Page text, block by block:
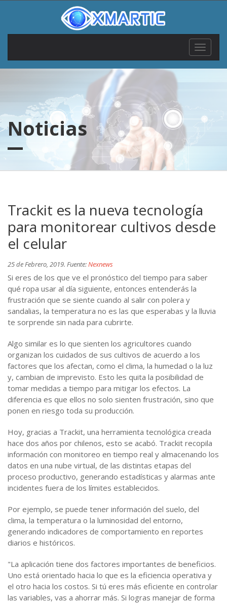
Toggle
Noticias
Trackit es la nueva tecnología
para monitorear cultivos desde
el celular
25 de Febrero, 2019. Fuente:Nexnews
Si eres de los que ve el pronóstico del tiempo para saber
qué ropa usar al día siguiente, entonces entenderás la
frustración que se siente cuando al salir con polera y
sandalias, la temperatura no es las que esperabas y la lluvia
te sorprende sin nada para cubrirte.
Algo similar es lo que sienten los agricultores cuando
organizan los cuidados de sus cultivos de acuerdo a los
factores que los afectan, como el clima, la humedad o la luz
y, cambian de imprevisto. Esto les quita la posibilidad de
tomar medidas a tiempo para mitigar los efectos. La
diferencia es que ellos no solo sienten frustración, sino que
ponen en riesgo toda su producción.
Hoy, gracias a Trackit, una herramienta tecnológica creada
hace dos años por chilenos, esto se acabó. Trackit recopila
información con monitoreo en tiempo real y almacenando los
datos en una nube virtual, de las distintas etapas del
proceso productivo, generando estadísticas y alarmas ante
incidentes fuera de los límites establecidos.
Por ejemplo, se puede tener información del suelo, del
clima, la temperatura o la luminosidad del entorno,
generando indicadores de comportamiento en reportes
diarios e históricos.
"La aplicación tiene dos factores importantes de beneficios.
Uno está orientado hacia lo que es la eficiencia operativa y
el otro hacia los costos. Si tú eres más eficiente en controlar
las variables, vas a ahorrar más. Si logras manejar de forma